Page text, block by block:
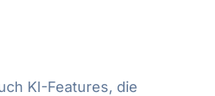
KI-Features, die